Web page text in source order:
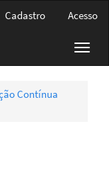
Cadastro Acesso
Contínua